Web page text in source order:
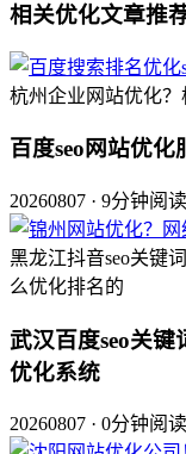
相关优化文章推
杭州企业网站优化？
百度seo网站优化
20260807 · 9分钟阅读
黑龙江抖音seo关键
么优化排名的
武汉百度seo关
优化系统
20260807 · 0分钟阅读